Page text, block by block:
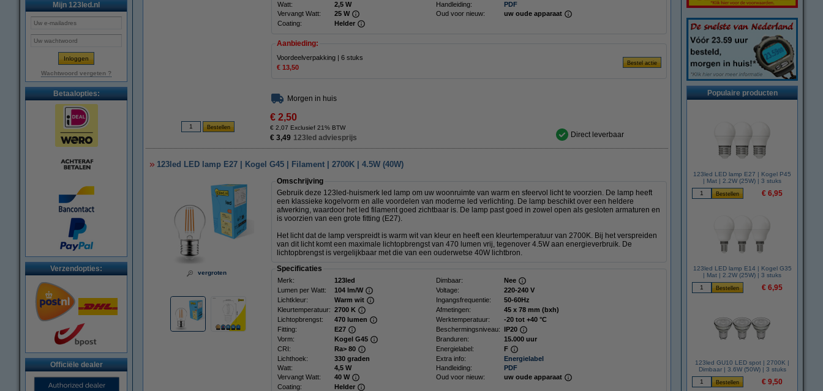
Mijn 123led.nl
Wachtwoord vergeten ?
Betaalopties:
Verzendopties:
Officiële dealer
Watt:
2,5 W Handleiding:
PDF
Vervangt Watt:
25 W Oud voor nieuw:
uw oude apparaat
Coating:
Helder
Aanbieding:
Voordeelverpakking | 6 stuks
€ 13,50
Morgen in huis
€ 2,50
€ 2,07 Exclusief 21% BTW
€ 3,49 123led adviesprijs Direct leverbaar
123led LED lamp E27 | Kogel G45 | Filament | 2700K | 4.5W (40W)
vergroten
Omschrijving
Gebruik deze 123led-huismerk led lamp om uw woonruimte van warm en sfeervol licht te voorzien. De lamp heeft
een klassieke kogelvorm en alle voordelen van moderne led verlichting. De lamp beschikt over een heldere
afwerking, waardoor het led filament goed zichtbaar is. De lamp past goed in zowel open als gesloten armaturen en
is voorzien van een grote fitting (E27).
Het licht dat de lamp verspreidt is warm wit van kleur en heeft een kleurtemperatuur van 2700K. Bij het verspreiden
van dit licht komt een maximale lichtopbrengst van 470 lumen vrij, tegenover 4.5W aan energieverbruik. De
lichtopbrengst is vergelijkbaar met die van een ouderwetse 40W lichtbron.
Specificaties
Merk: 123led Dimbaar:
Nee
Lumen per Watt:
104 lm/W Voltage:
220-240 V
Lichtkleur:
Warm wit Ingangsfrequentie:
50-60Hz
Kleurtemperatuur: 2700 K Afmetingen:
45 x 78 mm (bxh)
Lichtopbrengst:
470 lumen Werktemperatuur:
-20 tot +40 °C
Fitting:
E27 Beschermingsniveau: IP20
Vorm:
Kogel G45 Branduren:
15.000 uur
CRI:
Ra> 80 Energielabel:
F
Lichthoek:
330 graden Extra info:
Energielabel
Watt:
4,5 W Handleiding:
PDF
Vervangt Watt:
40 W Oud voor nieuw:
uw oude apparaat
Coating:
Helder
Populaire producten
123led LED lamp E27 | Kogel P45
| Mat | 2.2W (25W) | 3 stuks
€ 6,95
123led LED lamp E14 | Kogel G35
| Mat | 2.2W (25W) | 3 stuks
€ 6,95
123led GU10 LED spot | 2700K |
Dimbaar | 3.6W (50W) | 3 stuks
€ 9,50